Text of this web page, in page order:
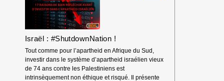
PEUPLE
PALESTINIEN
Israël : #ShutdownNation !
Tout comme pour l’apartheid en Afrique du Sud,
investir dans le système d’apartheid israélien vieux
de 74 ans contre les Palestiniens est
intrinsèquement non éthique et risqué. Il présente